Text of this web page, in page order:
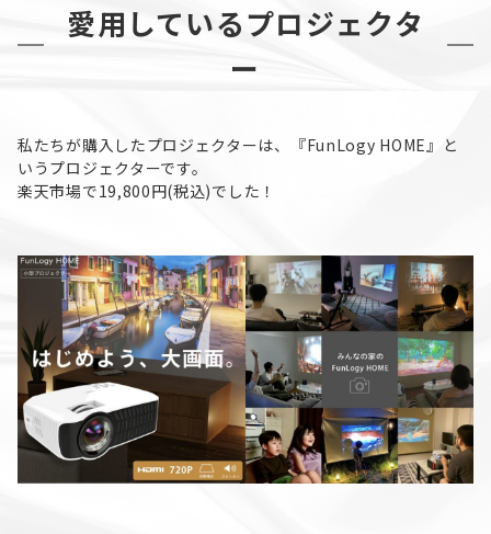
愛用しているプロジェクタ
ー
私たちが購入したプロジェクターは、『FunLogy HOME』と
いうプロジェクターです。
楽天市場で19,800円(税込)でした！